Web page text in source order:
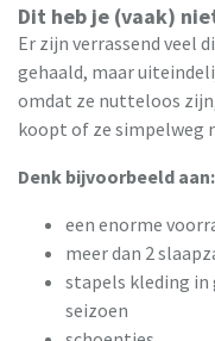
Dit heb je (vaak)
Er zijn verrassend veel
gehaald, maar
omdat ze nutteloos
koopt of ze simpelweg
Denk bijvoorbeeld aan:
een enorme
meer dan 2
stapels kleding in
seizoen